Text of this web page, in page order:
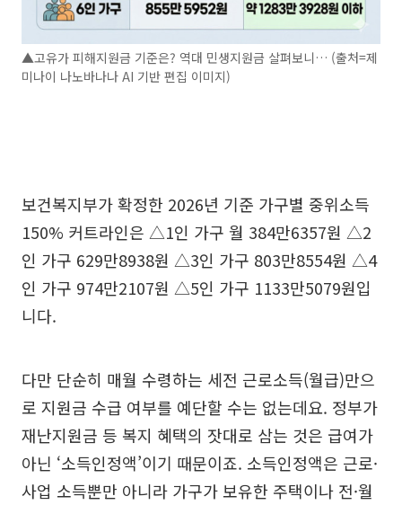
▲고유가 피해지원금 기준은? 역대 민생지원금 살펴보니… (출처=제
미나이 나노바나나 AI 기반 편집 이미지)
보건복지부가 확정한 2026년 기준 가구별 중위소득
150% 커트라인은 △1인 가구 월 384만6357원 △2
인 가구 629만8938원 △3인 가구 803만8554원 △4
인 가구 974만2107원 △5인 가구 1133만5079원입
니다.
다만 단순히 매월 수령하는 세전 근로소득(월급)만으
로 지원금 수급 여부를 예단할 수는 없는데요. 정부가
재난지원금 등 복지 혜택의 잣대로 삼는 것은 급여가
아닌 ‘소득인정액’이기 때문이죠. 소득인정액은 근로·
사업 소득뿐만 아니라 가구가 보유한 주택이나 전·월